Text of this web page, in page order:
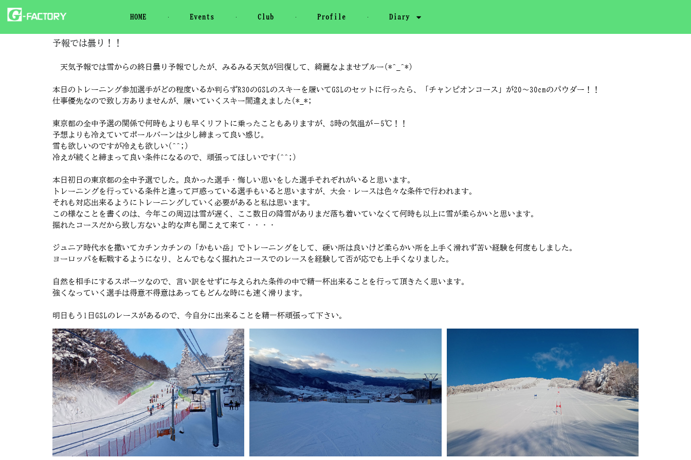
HOME Events Club Profile Diary
予報では曇り！！
天気予報では雪からの終日曇り予報でしたが、みるみる天気が回復して、綺麗なよませブルー(*^_^*)
本日のトレーニング参加選手がどの程度いるか判らずR30のGSLのスキーを履いてGSLのセットに行ったら、「チャンピオンコース」が20～30cmのパウダー！！
仕事優先なので致し方ありませんが、履いていくスキー間違えました(*_*;
東京都の全中予選の関係で何時もよりも早くリフトに乗ったこともありますが、8時の気温が－5℃！！
予想よりも冷えていてポールバーンは少し締まって良い感じ。
雪も欲しいのですが冷えも欲しい(^^;)
冷えが続くと締まって良い条件になるので、頑張ってほしいです(^^;)
本日初日の東京都の全中予選でした。良かった選手・悔しい思いをした選手それぞれがいると思います。
トレーニングを行っている条件と違って戸惑っている選手もいると思いますが、大会・レースは色々な条件で行われます。
それも対応出来るようにトレーニングしていく必要があると私は思います。
この様なことを書くのは、今年この周辺は雪が遅く、ここ数日の降雪がありまだ落ち着いていなくて何時も以上に雪が柔らかいと思います。
掘れたコースだから致し方ないよ的な声も聞こえて来て・・・・
ジュニア時代水を撒いてカチンカチンの「かもい岳」でトレーニングをして、硬い所は良いけど柔らかい所を上手く滑れず苦い経験を何度もしました。
ヨーロッパを転戦するようになり、とんでもなく掘れたコースでのレースを経験して否が応でも上手くなりました。
自然を相手にするスポーツなので、言い訳をせずに与えられた条件の中で精一杯出来ることを行って頂きたく思います。
強くなっていく選手は得意不得意はあってもどんな時にも速く滑ります。
明日もう1日GSLのレースがあるので、今自分に出来ることを精一杯頑張って下さい。